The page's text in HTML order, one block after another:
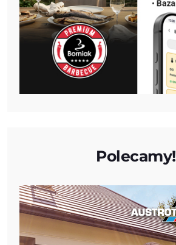
Polecamy!